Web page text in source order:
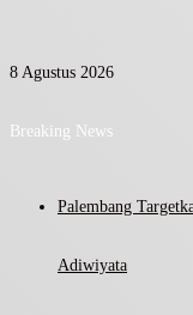
8 Agustus 2026
Breaking News
Palembang
Adiwiyata